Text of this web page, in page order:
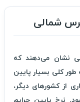
شمالی
نشان می‌دهند که
کلی بسیار پایین
از کشورهای دیگر،